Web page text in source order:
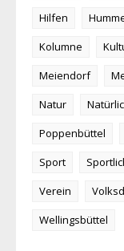
Hilfen
Kolumne
Meiendorf
Natur
Poppenbüttel
Sport
Verein
Wellingsbüttel